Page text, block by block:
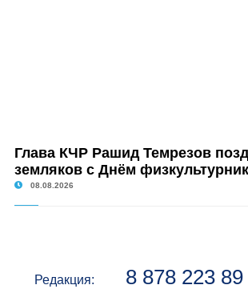
Глава КЧР Рашид Темрезов
земляков с Днём
08.08.2026
Редакция: 8 878 223 89